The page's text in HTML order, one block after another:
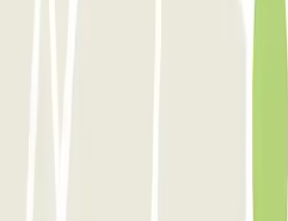
sono trovato bene.